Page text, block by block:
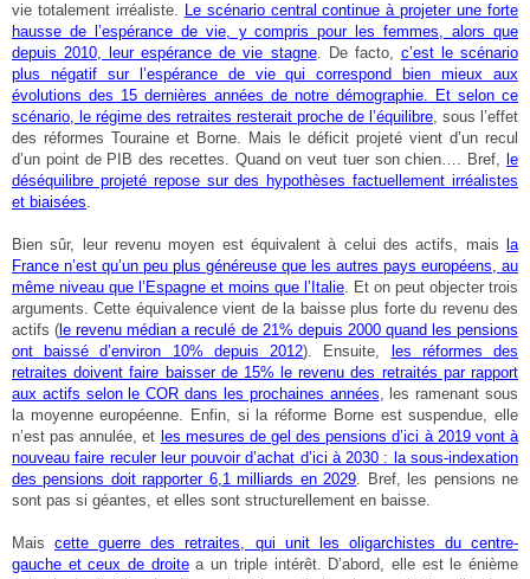
vie totalement irréaliste. Le scénario central continue à projeter une forte
hausse de l’espérance de vie, y compris pour les femmes, alors que
depuis 2010, leur espérance de vie stagne. De facto, c’est le scénario
plus négatif sur l’espérance de vie qui correspond bien mieux aux
évolutions des 15 dernières années de notre démographie. Et selon ce
scénario, le régime des retraites resterait proche de l’équilibre, sous l’effet
des réformes Touraine et Borne. Mais le déficit projeté vient d’un recul
d’un point de PIB des recettes. Quand on veut tuer son chien…. Bref, le
déséquilibre projeté repose sur des hypothèses factuellement irréalistes
et biaisées.
Bien sûr, leur revenu moyen est équivalent à celui des actifs, mais
la
France n’est qu’un peu plus généreuse que les autres pays européens, au
même niveau que l’Espagne et moins que l’Italie. Et on peut objecter trois
arguments. Cette équivalence vient de la baisse plus forte du revenu des
actifs ( le revenu médian a reculé de 21% depuis 2000 quand les pensions
ont baissé d’environ 10% depuis 2012). Ensuite,
les réformes des
retraites doivent faire baisser de 15% le revenu des retraités par rapport
aux actifs selon le COR dans les prochaines années, les ramenant sous
la moyenne européenne. Enfin, si la réforme Borne est suspendue, elle
n’est pas annulée, et les mesures de gel des pensions d’ici à 2019 vont à
nouveau faire reculer leur pouvoir d’achat d’ici à 2030 : la sous-indexation
des pensions doit rapporter 6,1 milliards en 2029. Bref, les pensions ne
sont pas si géantes, et elles sont structurellement en baisse.
Maiscette guerre des retraites, qui unit les oligarchistes du centre-
gauche et ceux de droitea un triple intérêt. D’abord, elle est le énième